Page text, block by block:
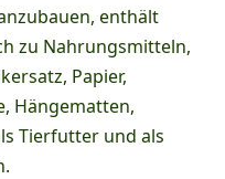
enthält
zu Nahrungsmitteln,
Papier,
Hängematten,
Tierfutter und als